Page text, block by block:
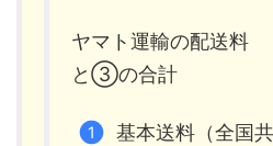
ヤマト運輸の配送
と③の合計
基本送料（全国共